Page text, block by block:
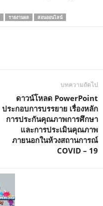
รายงานผล สอนออนไลน์
บทความถัดไป
ดาวน์โหลด PowerPoint
ประกอบการบรรยาย เรื่องหลัก
การประกันคุณภาพการศึกษา
และการประเมินคุณภาพ
ภายนอกในห้วงสถานการณ์
COVID – 19